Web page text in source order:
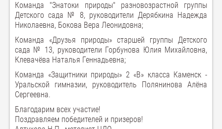
Команда "Знатоки природы" разновозрастной группы
Детского сада № 8, руководители Дерябкина Надежда
Николаевна, Бокова Вера Леонидовна;
Команда «Друзья природы» старшей группы Детского
сада № 13, руководители Горбунова Юлия Михайловна,
Клевачёва Наталья Геннадьевна;
Команда «Защитники природы» 2 «В» класса Каменск -
Уральской гимназии, руководитель Полянинова Алёна
Сергеевна.
Благодарим всех участие!
Поздравляем победителей и призеров!